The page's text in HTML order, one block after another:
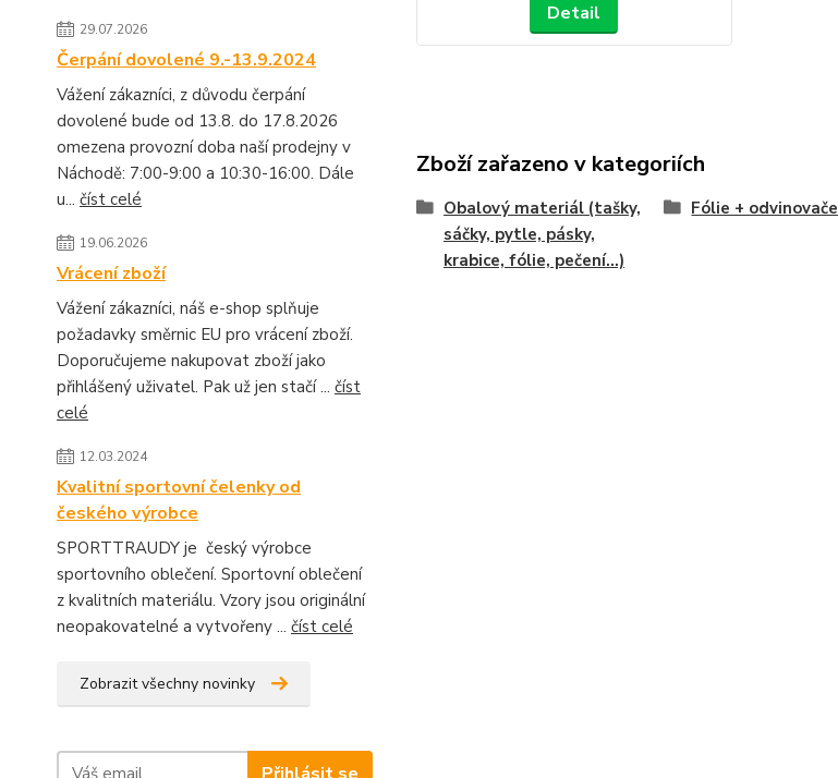
29.07.2026
Čerpání dovolené 9.-13.9.2024
Vážení zákazníci, z důvodu čerpání
dovolené bude od 13.8. do 17.8.2026
omezena provozní doba naší prodejny v
Náchodě: 7:00-9:00 a 10:30-16:00. Dále
u... číst celé
19.06.2026
Vrácení zboží
Vážení zákazníci, náš e-shop splňuje
požadavky směrnic EU pro vrácení zboží.
Doporučujeme nakupovat zboží jako
přihlášený uživatel. Pak už jen stačí ... číst
celé
12.03.2024
Kvalitní sportovní čelenky od
českého výrobce
SPORTTRAUDY je český výrobce
sportovního oblečení. Sportovní oblečení
z kvalitních materiálu. Vzory jsou originální
neopakovatelné a vytvořeny ... číst celé
Zobrazit všechny novinky
Přihlásit se
Detail
Zboží zařazeno v kategoriích
Obalový materiál (tašky,
sáčky, pytle, pásky,
krabice, fólie, pečení...)
Fólie + odvinovače